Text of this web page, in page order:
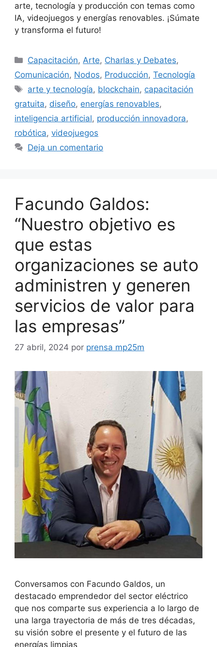
arte, tecnología y producción con temas como
IA, videojuegos y energías renovables. ¡Súmate
y transforma el futuro!
Capacitación, Arte, Charlas y Debates,
Comunicación, Nodos, Producción, Tecnología
arte y tecnología, blockchain, capacitación
gratuita, diseño, energías renovables,
inteligencia artificial, producción innovadora,
robótica, videojuegos
Deja un comentario
Facundo Galdos:
“Nuestro objetivo es
que estas
organizaciones se auto
administren y generen
servicios de valor para
las empresas”
27 abril, 2024 por prensa mp25m
Conversamos con Facundo Galdos, un
destacado emprendedor del sector eléctrico
que nos comparte sus experiencia a lo largo de
una larga trayectoria de más de tres décadas,
su visión sobre el presente y el futuro de las
energías limpias